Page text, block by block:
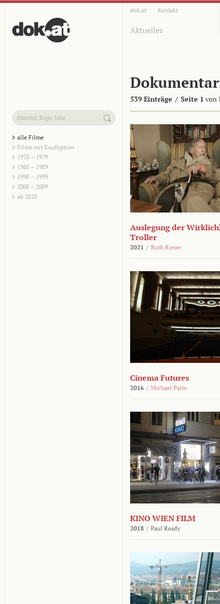
dok.at Kontakt
Aktuelles
539 Einträge / Seite 1 von
alle Filme
Filme mit Kaufoption
1970 – 1979
1980 – 1989
1990 – 1999
2000 – 2009
ab 2010
Auslegung der
Troller
2021 / Ruth Rieser
Cinema Futures
2016 / Michael Palm
KINO WIEN FILM
2018 / Paul Rosdy